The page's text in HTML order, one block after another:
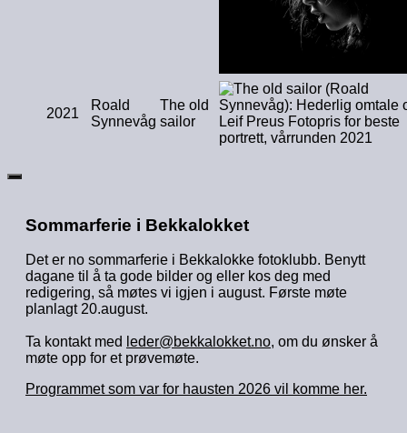
2021
Roald
Synnevåg
The old
sailor
Sommarferie i Bekkalokket
Det er no sommarferie i Bekkalokke fotoklubb. Benytt
dagane til å ta gode bilder og eller kos deg med
redigering, så møtes vi igjen i august. Første møte
planlagt 20.august.
Ta kontakt med leder@bekkalokket.no, om du ønsker å
møte opp for et prøvemøte.
Programmet som var for hausten 2026 vil komme her.